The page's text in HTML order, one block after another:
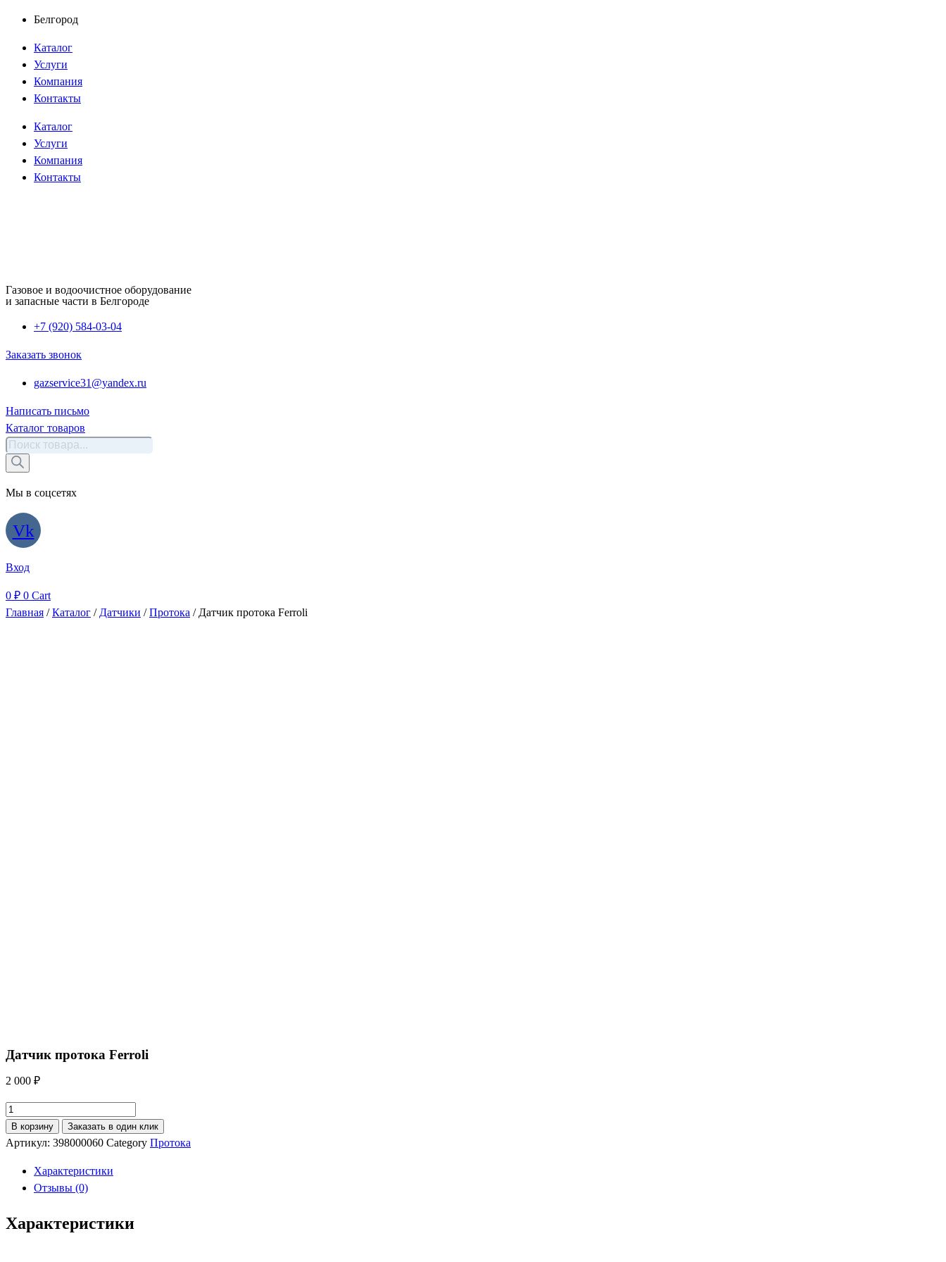
Перейти
содержимому
Белгород
Каталог
Услуги
Компания
Контакты
Каталог
Услуги
Компания
Контакты
Газовое и водоочистное оборудование
и запасные части в Белгороде
+7 (920) 584-03-04
Заказать звонок
gazservice31@yandex.ru
Написать письмо
Каталог товаров
Поиск
товаров
Мы в соцсетях
Vk
Вход
0 ₽ 0 Cart
Главная /Каталог / Датчики /Протока / Датчик протока Ferroli
Датчик протока Ferroli
2 000 ₽
Количество
товара
Датчик
Ferroli
В корзину Заказать в один клик
Артикул: 398000060 Category Протока
Характеристики
Отзывы (0)
Характеристики